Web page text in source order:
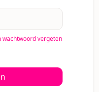
wachtwoord vergeten